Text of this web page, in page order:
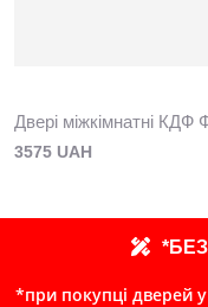
Двері міжкімнатні
3575 UAH
*при покупці дверей